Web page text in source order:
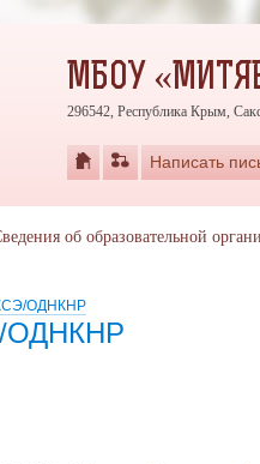
ОДНКНР
МБОУ
296542, Республика Крым,
Написать
об образовательной